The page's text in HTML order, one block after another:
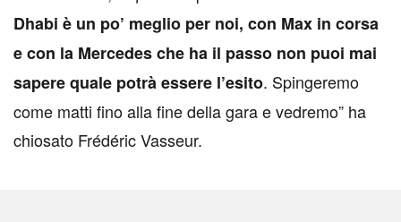
Dhabi è un po’ meglio per noi, con Max in corsa
e con la Mercedes che ha il passo non puoi mai
sapere quale potrà essere l’esito. Spingeremo
come matti fino alla fine della gara e vedremo” ha
chiosato Frédéric Vasseur.